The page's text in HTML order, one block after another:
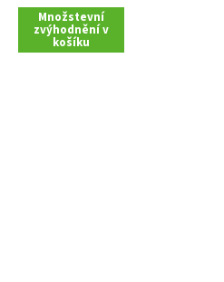
Množstevní
zvýhodnění v
košíku